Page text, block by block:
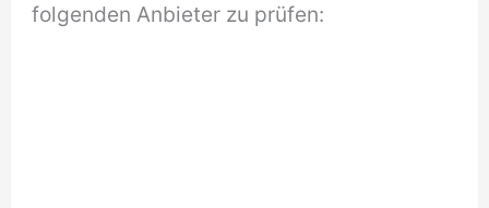
folgenden Anbieter zu prüfen: